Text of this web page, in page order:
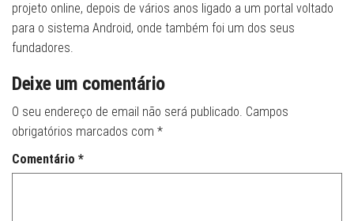
projeto online, depois de vários anos ligado a um portal voltado
para o sistema Android, onde também foi um dos seus
fundadores.
Deixe um comentário
O seu endereço de email não será publicado. Campos
obrigatórios marcados com *
Comentário *